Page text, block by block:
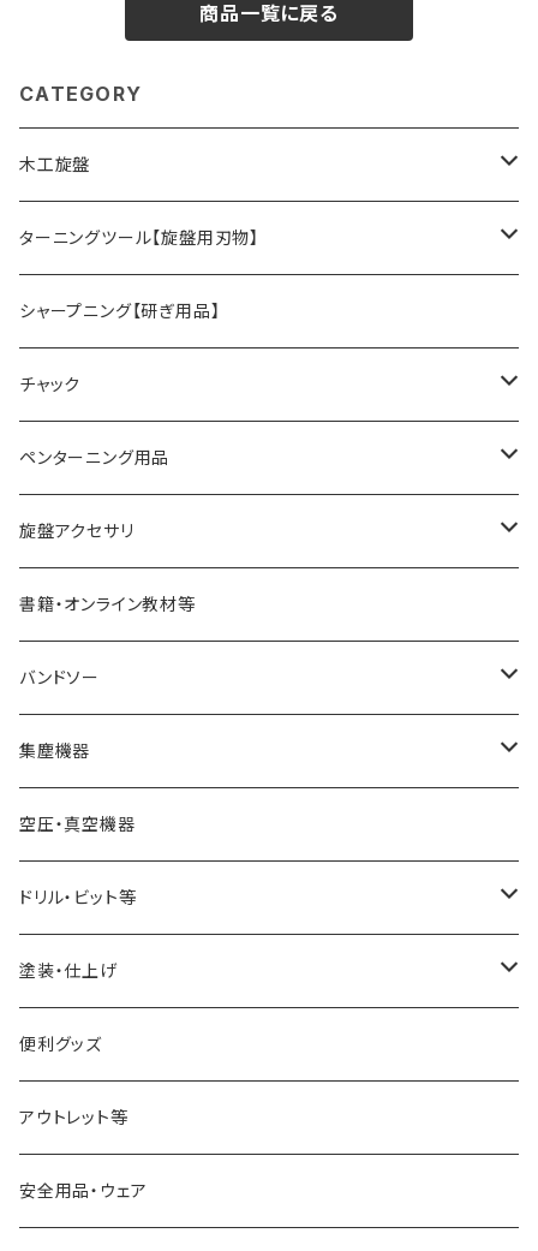
商品一覧に戻る
CATEGORY
木工旋盤
旋盤オプションパーツ
ターニングツール【旋盤用刃物】
HSSツール
ACUTUS
NaCT
スクレーパー
パーティングツール
替刃式ツール
リングツール
コアリングツール
ホローイングツール
ハンドル
シャープニング【研ぎ用品】
チャック
4爪スクロールチャック
真空チャッキング用品
ペンターニング用品
ペン金具キット
ペンメイキングツール
旋盤アクセサリ
センター類
フェイスプレート
ドリル・コレットチャック
ワークライト（照明
球体治具
書籍・オンライン教材等
バンドソー
バンドソーブレード（帯鋸刃）
幅6mm
幅13mm
バンドソー本体
集塵機器
集塵機本体
集塵機オプションパーツ
空圧・真空機器
ドリル・ビット等
フォスナービット
ストレートドリル
塗装・仕上げ
サンディング用品
便利グッズ
アウトレット等
安全用品・ウェア